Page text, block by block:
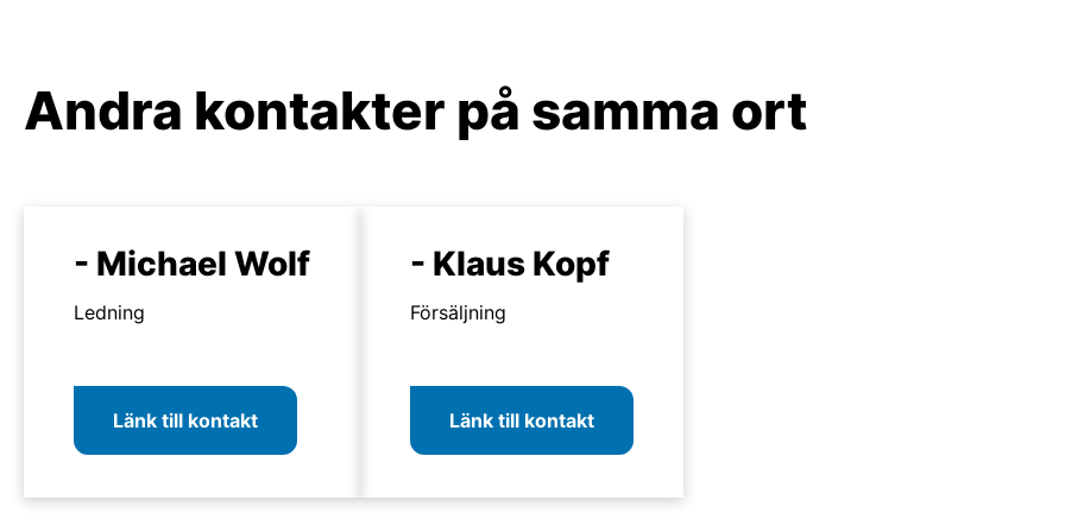
Andra kontakter på samma ort
- Michael Wolf
Ledning
Länk till kontakt
- Klaus Kopf
Försäljning
Länk till kontakt